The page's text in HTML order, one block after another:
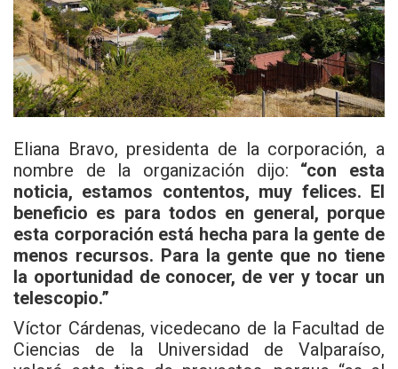
Eliana Bravo, presidenta de la corporación, a
nombre de la organización dijo: “con esta
noticia, estamos contentos, muy felices. El
beneficio es para todos en general, porque
esta corporación está hecha para la gente de
menos recursos. Para la gente que no tiene
la oportunidad de conocer, de ver y tocar un
telescopio.”
Víctor Cárdenas, vicedecano de la Facultad de
Ciencias de la Universidad de Valparaíso,